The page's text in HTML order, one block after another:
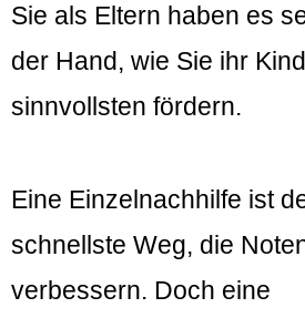
Sie als Eltern haben es
der Hand, wie Sie ihr
sinnvollsten fördern.
Eine Einzelnachhilfe ist
schnellste Weg, die
verbessern. Doch eine